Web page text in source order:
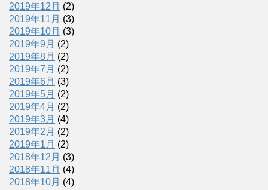
2019年12月 (2)
2019年11月 (3)
2019年10月 (3)
2019年9月 (2)
2019年8月 (2)
2019年7月 (2)
2019年6月 (3)
2019年5月 (2)
2019年4月 (2)
2019年3月 (4)
2019年2月 (2)
2019年1月 (2)
2018年12月 (3)
2018年11月 (4)
2018年10月 (4)